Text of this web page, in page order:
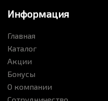
Информация
Главная
Каталог
Акции
Бонусы
О компании